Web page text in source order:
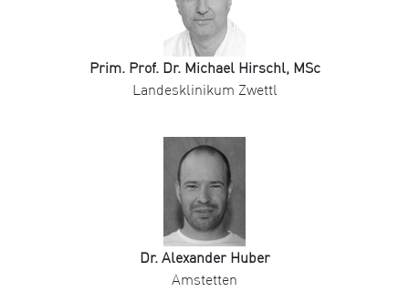
Prim. Prof. Dr. Michael Hirschl, MSc
Landesklinikum Zwettl
Dr. Alexander Huber
Amstetten